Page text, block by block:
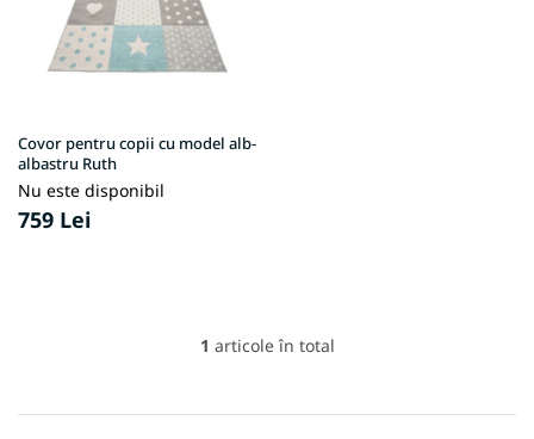
u
s
e
Covor pentru copii cu model alb-
albastru Ruth
Nu este disponibil
759 Lei
C
t
1 articole în total